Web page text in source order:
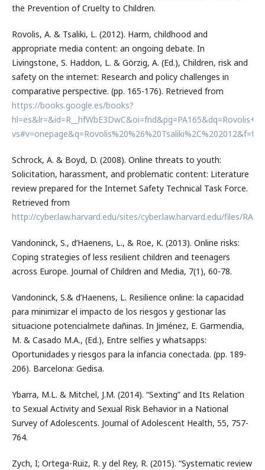
the Prevention of Cruelty to Children.
Rovolis, A. & Tsaliki, L. (2012). Harm, childhood and
appropriate media content: an ongoing debate. In
Livingstone, S. Haddon, L. & Görzig, A. (Ed.), Children, risk and
safety on the internet: Research and policy challenges in
comparative perspective. (pp. 165-176). Retrieved from
https://books.google.es/books?
Schrock, A. & Boyd, D. (2008). Online threats to youth:
Solicitation, harassment, and problematic content: Literature
review prepared for the Internet Safety Technical Task Force.
Retrieved from
http://cyber.law.harvard.edu/sites/cyber.law.harvard.edu/files/
Vandoninck, S., d’Haenens, L., & Roe, K. (2013). Online risks:
Coping strategies of less resilient children and teenagers
across Europe. Journal of Children and Media, 7(1), 60-78.
Vandoninck, S.& d’Haenens, L. Resilience online: la capacidad
para minimizar el impacto de los riesgos y gestionar las
situacione potencialmete dañinas. In Jiménez, E. Garmendia,
M. & Casado M.A., (Ed.), Entre selfies y whatsapps:
Oportunidades y riesgos para la infancia conectada. (pp. 189-
206). Barcelona: Gedisa.
Ybarra, M.L. & Mitchel, J.M. (2014). “Sexting” and Its Relation
to Sexual Activity and Sexual Risk Behavior in a National
Survey of Adolescents. Journal of Adolescent Health, 55, 757-
764.
Zych, I; Ortega-Ruiz, R. y del Rey, R. (2015). “Systematic review